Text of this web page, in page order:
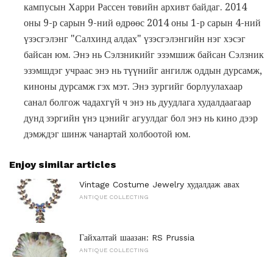
кампусын Харри Рассен төвийн архивт байдаг. 2014
оны 9-р сарын 9-ний өдрөөс 2014 оны 1-р сарын 4-ний
үзэсгэлэнг "Салхинд алдах" үзэсгэлэнгийн нэг хэсэг
байсан юм. Энэ нь Сэлзникийг эзэмшиж байсан Сэлзник
эзэмшдэг учраас энэ нь түүнийг ангилж оддын дурсамж,
киноны дурсамж гэх мэт. Энэ зургийг борлуулахаар
санал болгож чадахгүй ч энэ нь дуудлага худалдаагаар
дунд зэргийн үнэ цэнийг агуулдаг бол энэ нь кино дээр
дэмждэг шинж чанартай холбоотой юм.
Enjoy similar articles
Vintage Costume Jewelry худалдаж авах
ANTIQUE COLLECTING
Гайхалтай шаазан: RS Prussia
ANTIQUE COLLECTING